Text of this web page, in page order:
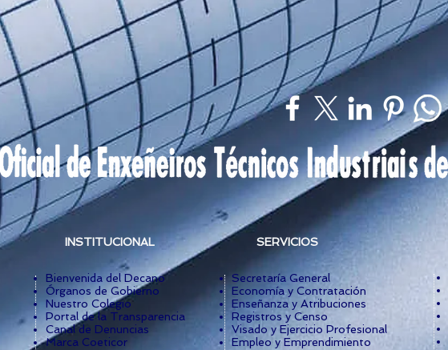
INSTITUCIONAL SERVICIOS
Bienvenida del Decano
Órganos de Gobierno
Nuestro Colegio
Portal de la Transparencia
Canal de Denuncias
Marca Coeticor
Secretaría General
Economía y Contratación
Enseñanza y Atribuciones
Registros y Censo
Visado y Ejercicio Profesional
Empleo y Emprendimiento